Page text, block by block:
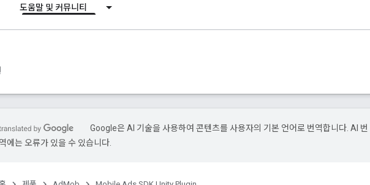
도움말 및 커뮤니티
Google은 AI 기술을 사용하여 콘텐츠를 사용자의 기본 언어로 번역합니다. AI 번
역에는 오류가 있을 수 있습니다.